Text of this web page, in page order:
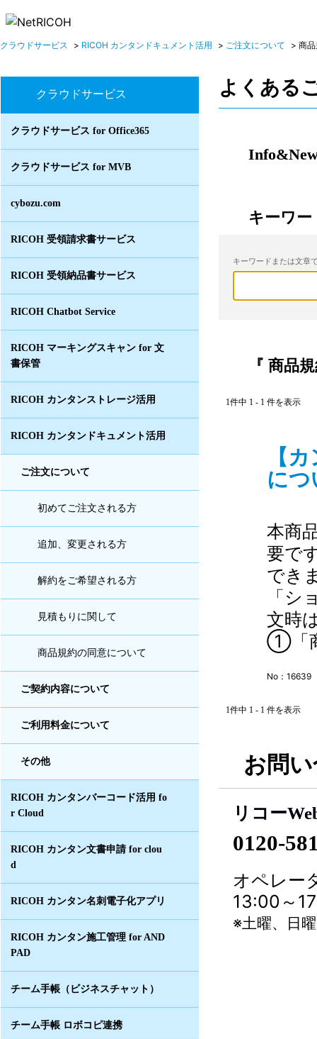
クラウドサービス > RICOH カンタンドキュメント活用 > ご注文について > 商
クラウドサービス
クラウドサービス for Office365
クラウドサービス for MVB
cybozu.com
RICOH 受領請求書サービス
RICOH 受領納品書サービス
RICOH Chatbot Service
RICOH マーキングスキャン for 文
書保管
RICOH カンタンストレージ活用
RICOH カンタンドキュメント活用
ご注文について
初めてご注文される方
追加、変更される方
解約をご希望される方
見積もりに関して
商品規約の同意について
ご契約内容について
ご利用料金について
その他
RICOH カンタンバーコード活用 fo
r Cloud
RICOH カンタン文書申請 for clou
d
RICOH カンタン名刺電子化アプリ
RICOH カンタン施工管理 for AND
PAD
チーム手帳（ビジネスチャット）
チーム手帳 ロボコピ連携
よくある
キーワー
キーワードまたは文章
『 商品
1件中 1 - 1 件を表示
【
に
本商
要で
でき
「シ
文時
①「
No：16639
1件中 1 - 1 件を表示
お問
リコー
0120-
オペレー
13:00～
※土曜、日